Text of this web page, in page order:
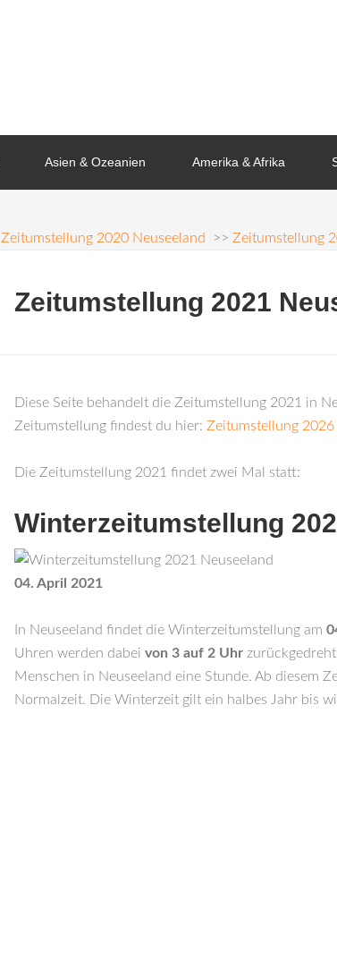
Asien & Ozeanien Amerika & Afrika
Zeitumstellung 2020 Neuseeland >> Zeitumstellung
Zeitumstellung 2021
Diese Seite behandelt die Zeitumstellung 2021 in
Zeitumstellung findest du hier: Zeitumstellung 2026
Die Zeitumstellung 2021 findet zwei Mal statt:
Winterzeitumstellung
04. April 2021
In Neuseeland findet die Winterzeitumstellung am
Uhren werden dabei von 3 auf 2 Uhr
Menschen in Neuseeland eine Stunde. Ab diesem
Normalzeit. Die Winterzeit gilt ein halbes Jahr bis